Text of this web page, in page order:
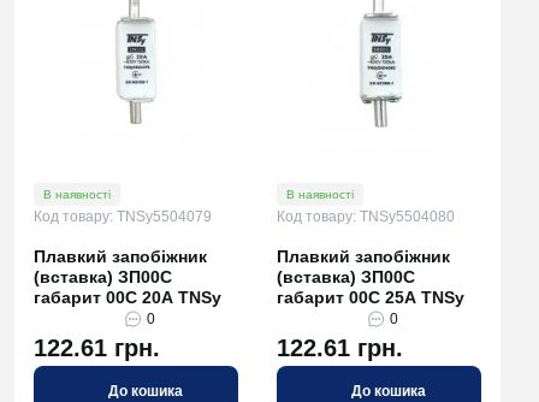
В наявності
Код товару: TNSy5504079
Плавкий запобіжник
(вставка) ЗП00C
габарит 00С 20А TNSy
0
122.61 грн.
До кошика
В наявності
Код товару: TNSy5504080
Плавкий запобіжник
(вставка) ЗП00C
габарит 00С 25А TNSy
0
122.61 грн.
До кошика